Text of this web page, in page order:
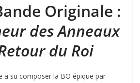
Originale :
des Anneaux
du Roi
a su composer la BO épique par